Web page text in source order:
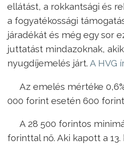
ellátást, a rokkantsági és
a fogyatékossági
járadékát és még egy sor
juttatást mindazoknak,
nyugdíjemelés járt. A HVG
Az emelés mértéke
000 forint esetén 600
A 28 500 forintos
forinttal nő. Aki kapott a